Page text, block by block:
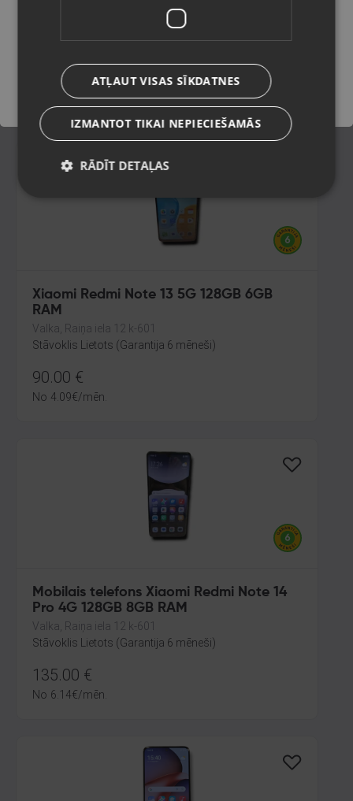
Stāvoklis Lietots (Garantija 6 mēneši)
90.00
4.09€/mēn.
Xiaomi Redmi Note 13 5G 128GB 6GB
RAM
Valka, Raiņa iela 12 k-601
Stāvoklis Lietots (Garantija 6 mēneši)
90.00 €
No 4.09€/mēn.
Mobilais telefons Xiaomi Redmi Note 14
Pro 4G 128GB 8GB RAM
Valka, Raiņa iela 12 k-601
Stāvoklis Lietots (Garantija 6 mēneši)
135.00 €
No 6.14€/mēn.
Saglabāt
ATĻAUT VISAS SĪKDATNES
IZMANTOT TIKAI NEPIECIEŠAMĀS
RĀDĪT DETAĻAS